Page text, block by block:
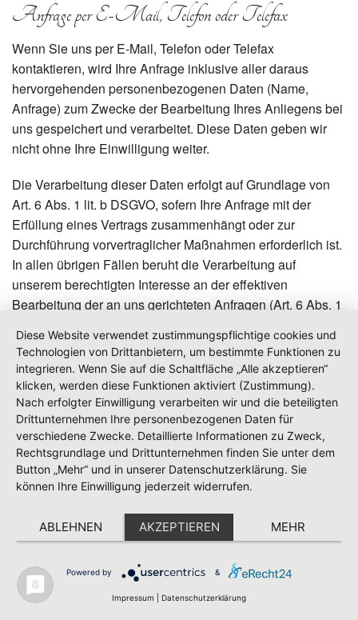
Anfrage per E-Mail, Telefon oder Telefax
Wenn Sie uns per E-Mail, Telefon oder Telefax
kontaktieren, wird Ihre Anfrage inklusive aller daraus
hervorgehenden personenbezogenen Daten (Name,
Anfrage) zum Zwecke der Bearbeitung Ihres Anliegens bei
uns gespeichert und verarbeitet. Diese Daten geben wir
nicht ohne Ihre Einwilligung weiter.
Die Verarbeitung dieser Daten erfolgt auf Grundlage von
Art. 6 Abs. 1 lit. b DSGVO, sofern Ihre Anfrage mit der
Erfüllung eines Vertrags zusammenhängt oder zur
Durchführung vorvertraglicher Maßnahmen erforderlich ist.
In allen übrigen Fällen beruht die Verarbeitung auf
unserem berechtigten Interesse an der effektiven
Bearbeitung der an uns gerichteten Anfragen (Art. 6 Abs. 1
DSGVO) sofern diese abgefragt wurde; die Einwilligung ist
jederzeit widerrufbar.
Die von Ihnen an uns per Kontaktanfragen übersandten
Daten verbleiben bei uns, bis Sie uns zur Löschung
auffordern, Ihre Einwilligung zur Speicherung widerrufen
oder der Zweck für die Datenspeicherung entfällt (z. B.
nach abgeschlossener Bearbeitung Ihres Anliegens).
gesetzliche Aufbewahrungsfristen – bleiben unberührt.
Registrierung auf dieser Website
Sie können sich auf dieser Website registrieren, um
Impressum Datenschutz AGB
Kontakt
Newsletter
Anfahrt
Diese Website verwendet zustimmungspflichtige cookies und
Technologien von Drittanbietern, um bestimmte Funktionen zu
integrieren. Wenn Sie auf die Schaltfläche „Alle akzeptieren“
klicken, werden diese Funktionen aktiviert (Zustimmung).
Nach erfolgter Einwilligung verarbeiten wir und die beteiligten
Drittunternehmen Ihre personenbezogenen Daten für
verschiedene Zwecke. Detaillierte Informationen zu Zweck,
Rechtsgrundlage und Drittunternehmen finden Sie unter dem
Button „Mehr“ und in unserer Datenschutzerklärung. Sie
können Ihre Einwilligung jederzeit widerrufen.
ABLEHNEN AKZEPTIEREN MEHR
Powered by &
Impressum Datenschutzerklärung